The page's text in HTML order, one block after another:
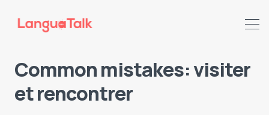
Common mistakes: visiter
et rencontrer